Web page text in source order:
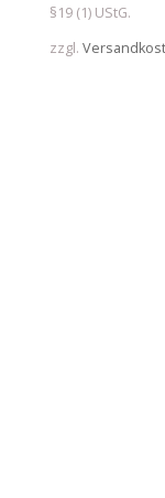
§19 (1) UStG.
zzgl.